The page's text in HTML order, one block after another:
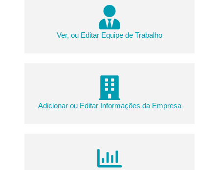
Ver, ou Editar Equipe de Trabalho
Adicionar ou Editar Informações da Empresa